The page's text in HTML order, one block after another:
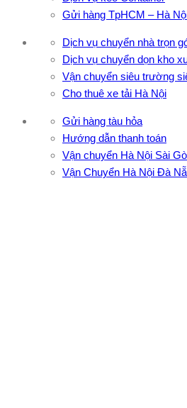
Gửi hàng TpHCM – Hà
Dịch vụ chuyển nhà trọn
Dịch vụ chuyển dọn kho
Vận chuyển siêu trường
Cho thuê xe tải Hà Nội
Gửi hàng tàu hỏa
Hướng dẫn thanh toán
Vận chuyển Hà Nội Sài
Vận Chuyển Hà Nội Đà